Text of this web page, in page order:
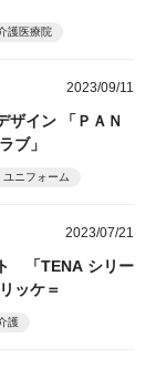
護医療院
2023/09/11
ザイン 「ＰＡＮ
ブ」
ユニフォーム
2023/07/21
「TENA シリー
ッケ＝
護